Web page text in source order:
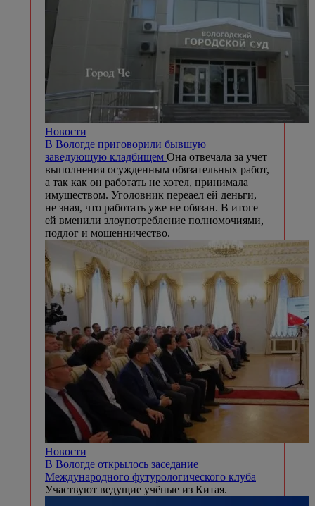
Новости
В Вологде приговорили бывшую
заведующую кладбищем Она отвечала за учет
выполнения осужденным обязательных работ,
а так как он работать не хотел, принимала
имуществом. Уголовник переаел ей деньги,
не зная, что работать уже не обязан. В итоге
ей вменили злоупотребление полномочиями,
подлог и мошенничество.
Новости
В Вологде открылось заседание
Международного футурологического клуба
Участвуют ведущие учёные из Китая.